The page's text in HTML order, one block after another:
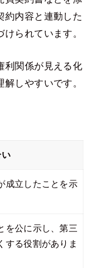
約内容と連動した
られています。
利関係が見える化
しやすいです。
い
成立したことを示
を公に示し、第三
する役割がありま